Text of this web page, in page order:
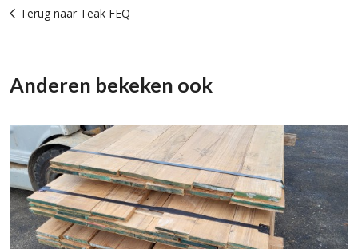
Terug naar Teak FEQ
Anderen bekeken ook